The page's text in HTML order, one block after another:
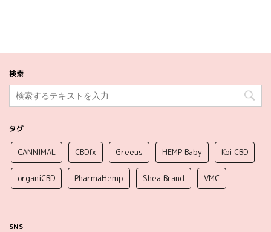
検索
タグ
CANNIMAL CBDfx Greeus HEMP Baby Koi CBD
organiCBD PharmaHemp Shea Brand VMC
SNS